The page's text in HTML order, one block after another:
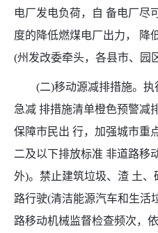
电厂发电负荷，自 备电厂尽
度的降低燃煤电厂出力， 降
(州发改委牵头，各县市、园
(二)移动源减排措施。执
急减 排措施清单橙色预警减
保障市民出 行，加强城市重
二及以下排放标准 非道路移
外)。禁止建筑垃圾、渣 土
路行驶(清洁能源汽车和生活
路移动机械监督检查频次，